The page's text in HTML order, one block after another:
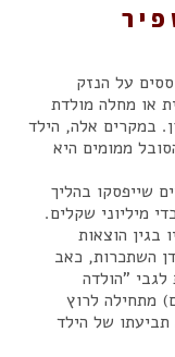
על הנזק
או מחלה מולדת
במקרים אלה, הילד
ממומים היא
שייפסקו בהליך
מיליוני שקלים.
בגין הוצאות
השתכרות, כאב
לגבי "הולדה
מתחילה לרוץ
תביעתו של הילד